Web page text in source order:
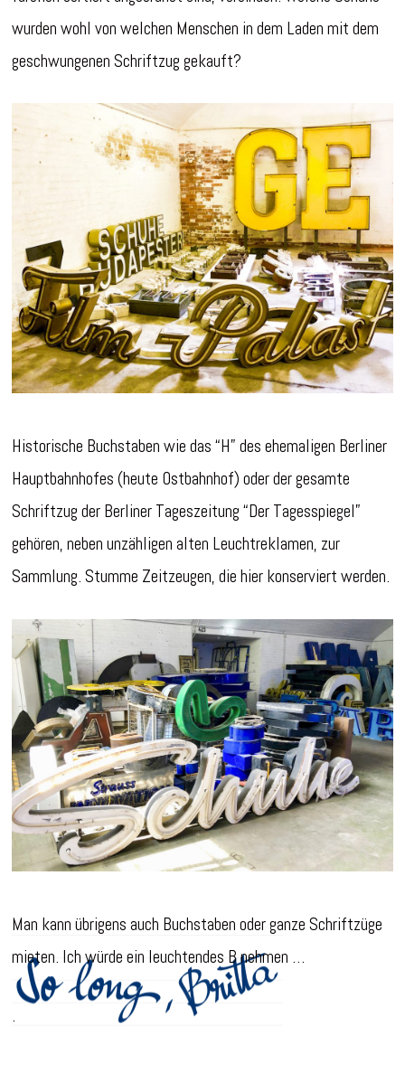
wurden wohl von welchen Menschen in dem Laden mit dem
geschwungenen Schriftzug gekauft?
Historische Buchstaben wie das “H” des ehemaligen Berliner
Hauptbahnhofes (heute Ostbahnhof) oder der gesamte
Schriftzug der Berliner Tageszeitung “Der Tagesspiegel”
gehören, neben unzähligen alten Leuchtreklamen, zur
Sammlung. Stumme Zeitzeugen, die hier konserviert werden.
Man kann übrigens auch Buchstaben oder ganze Schriftzüge
mieten. Ich würde ein leuchtendes B nehmen …
.